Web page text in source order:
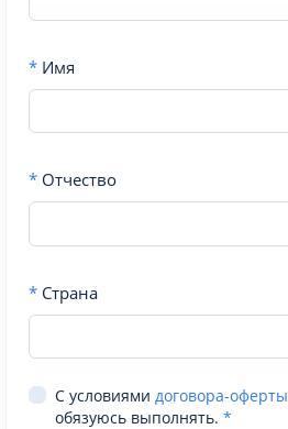
* Имя
* Отчество
* Страна
С условиями договора-оферты
обязуюсь выполнять. *